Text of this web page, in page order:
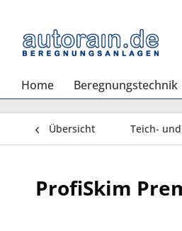
Home Beregnungstechnik
Übersicht Teich-
ProfiSkim